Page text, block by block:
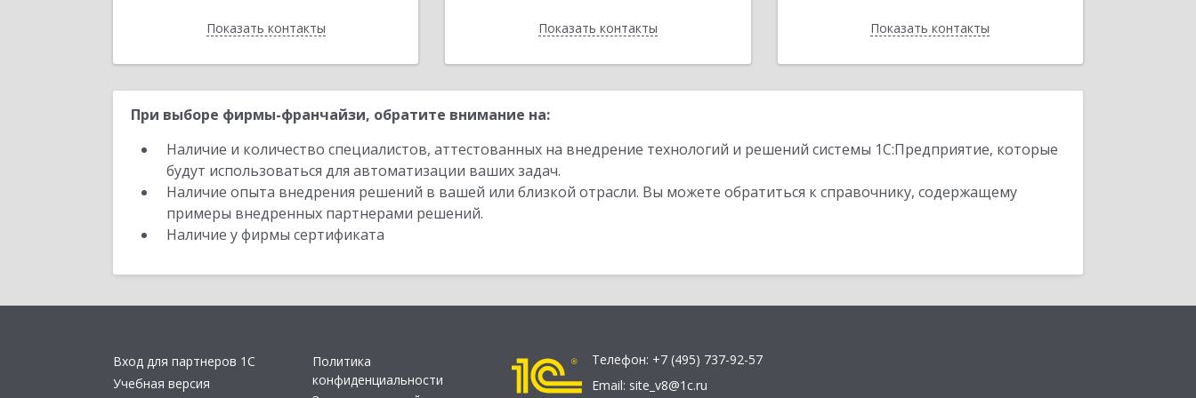
Показать контакты
Назад Показать контакты
Назад Показать контакты
Назад
При выборе фирмы-франчайзи, обратите внимание на:
Наличие и количество специалистов, аттестованных на внедрение технологий и решений системы 1С:Предприятие, которые
будут использоваться для автоматизации ваших задач.
Наличие опыта внедрения решений в вашей или близкой отрасли. Вы можете обратиться к справочнику, содержащему
примеры внедренных партнерами решений.
Наличие у фирмы сертификата
Вход для партнеров 1С
Учебная версия
Политика
конфиденциальности
Телефон: +7 (495) 737-92-57
Email: site_v8@1c.ru